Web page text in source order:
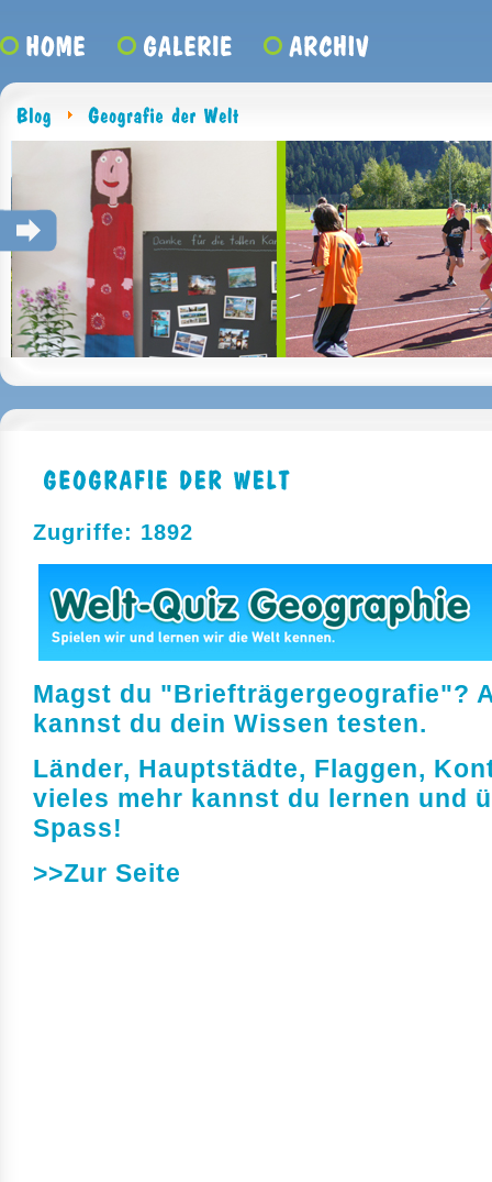
Zugriffe: 1892
Magst du "Briefträgergeografie"?
kannst du dein Wissen testen.
Länder, Hauptstädte, Flaggen,
vieles mehr kannst du lernen und
Spass!
>>Zur Seite